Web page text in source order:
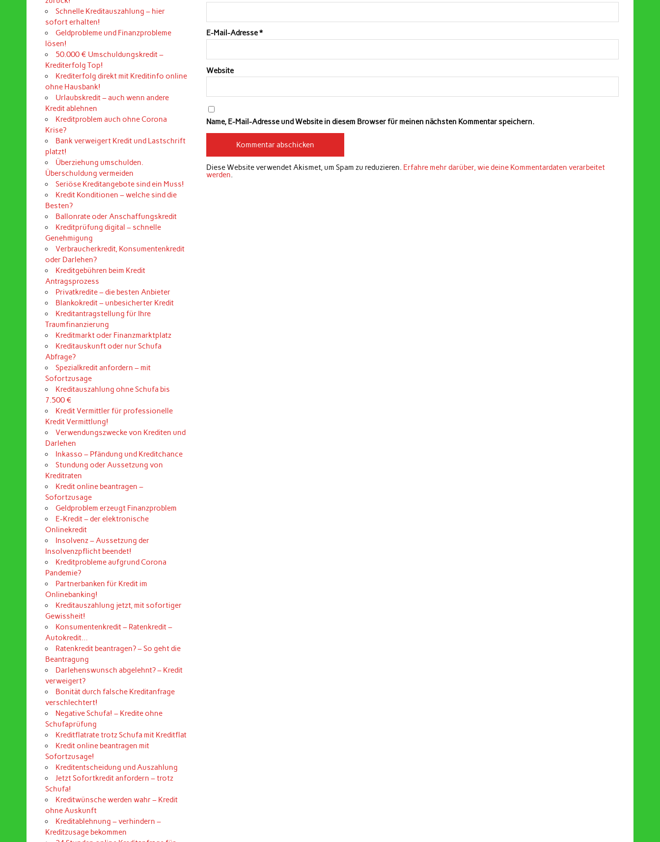
E-Mail-Adresse*
Website
Name, E-Mail-Adresse und Website in diesem Browser für meinen nächsten Kommentar speichern.
Diese Website verwendet Akismet, um Spam zu reduzieren. Erfahre mehr darüber, wie deine Kommentardaten verarbeitet
werden.
Schnelle Kreditauszahlung – hier
sofort erhalten!
Geldprobleme und Finanzprobleme
lösen!
50.000 € Umschuldungskredit –
Krediterfolg Top!
Krediterfolg direkt mit Kreditinfo online
ohne Hausbank!
Urlaubskredit – auch wenn andere
Kredit ablehnen
Kreditproblem auch ohne Corona
Krise?
Bank verweigert Kredit und Lastschrift
platzt!
Überziehung umschulden.
Überschuldung vermeiden
Seriöse Kreditangebote sind ein Muss!
Kredit Konditionen – welche sind die
Besten?
Ballonrate oder Anschaffungskredit
Kreditprüfung digital – schnelle
Genehmigung
Verbraucherkredit, Konsumentenkredit
oder Darlehen?
Kreditgebühren beim Kredit
Antragsprozess
Privatkredite – die besten Anbieter
Blankokredit – unbesicherter Kredit
Kreditantragstellung für Ihre
Traumfinanzierung
Kreditmarkt oder Finanzmarktplatz
Kreditauskunft oder nur Schufa
Abfrage?
Spezialkredit anfordern – mit
Sofortzusage
Kreditauszahlung ohne Schufa bis
7.500 €
Kredit Vermittler für professionelle
Kredit Vermittlung!
Verwendungszwecke von Krediten und
Darlehen
Inkasso – Pfändung und Kreditchance
Stundung oder Aussetzung von
Kreditraten
Kredit online beantragen –
Sofortzusage
Geldproblem erzeugt Finanzproblem
E-Kredit – der elektronische
Onlinekredit
Insolvenz – Aussetzung der
Insolvenzpflicht beendet!
Kreditprobleme aufgrund Corona
Pandemie?
Partnerbanken für Kredit im
Onlinebanking!
Kreditauszahlung jetzt, mit sofortiger
Gewissheit!
Konsumentenkredit – Ratenkredit –
Autokredit…
Ratenkredit beantragen? – So geht die
Beantragung
Darlehenswunsch abgelehnt? – Kredit
verweigert?
Bonität durch falsche Kreditanfrage
verschlechtert!
Negative Schufa! – Kredite ohne
Schufaprüfung
Kreditflatrate trotz Schufa mit Kreditflat
Kredit online beantragen mit
Sofortzusage!
Kreditentscheidung und Auszahlung
Jetzt Sofortkredit anfordern – trotz
Schufa!
Kreditwünsche werden wahr – Kredit
ohne Auskunft
Kreditablehnung – verhindern –
Kreditzusage bekommen